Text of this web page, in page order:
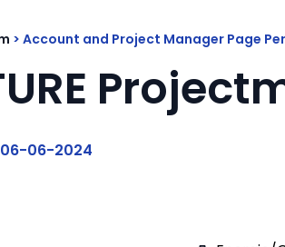
Account and Project Manager Page
06-06-2024